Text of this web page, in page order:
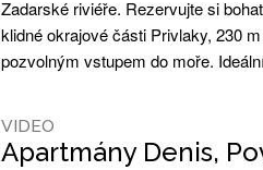
Zadarské riviéře. Rezervujte si
klidné okrajové části Privlaky, 230
pozvolným vstupem do moře.
VIDEO
Apartmány Denis,